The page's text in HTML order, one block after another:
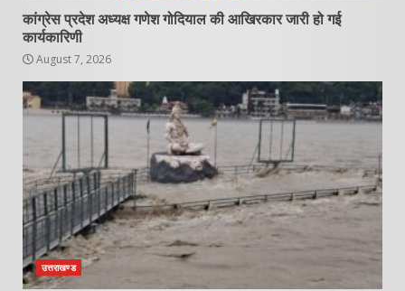
कांग्रेस प्रदेश अध्यक्ष गणेश गोदियाल की आखिरकार जारी हो गई
कार्यकारिणी
August 7, 2026
उत्तराखण्ड